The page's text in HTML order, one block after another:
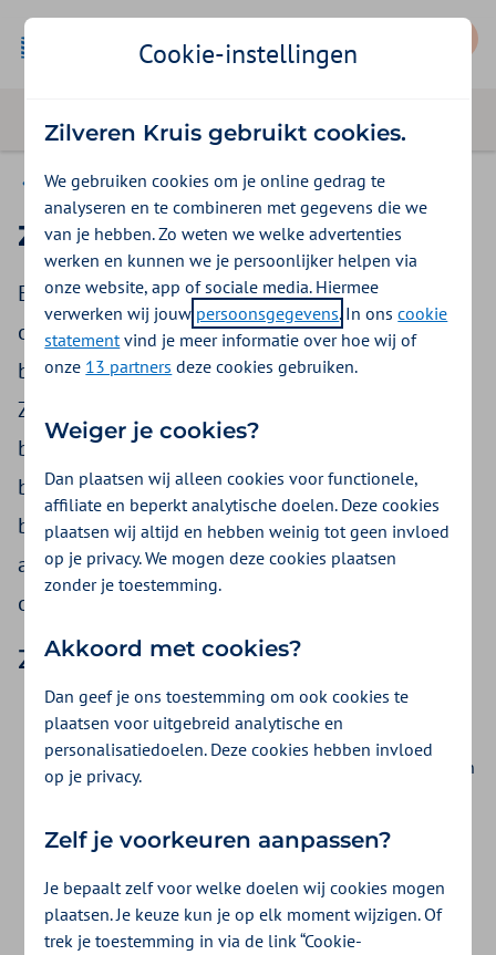
Betaalopties
Zorgkosten Betalen in Delen
Een rekening voor zorgkosten komt vaak
onverwachts. Soms is het ook nog een groot
bedrag. Dat komt niet altijd goed uit. Kies voor
Zorgkosten Betalen in Delen als je zelf wilt
bepalen wat je per maand kunt missen. Je
betaalt 12 maanden lang, elke maand een vast
bedrag. Nieuwe rekeningen voegen we
automatisch toe. Daar krijg je bericht van. Geen
omkijken meer naar dus.
Zo werkt het
Je kiest zelf het maandbedrag: € 25, € 50, € 75, € 100 of
€ 150, afhankelijk van de hoogte van jouw rekening. Je
start pas met betalen als je een rekening voor zorgkosten
Een nieuwe rekening voegen wij automatisch toe.
We verhogen het maandbedrag als het bedrag te hoog is
om in 12 maanden te betalen.
Je kunt altijd extra aflossen als je dat wil.
Je kunt Zorgkosten Betalen in Delen wijzigen of
Cookie-instellingen
Zilveren Kruis gebruikt cookies.
We gebruiken cookies om je online gedrag te
analyseren en te combineren met gegevens die we
van je hebben. Zo weten we welke advertenties
werken en kunnen we je persoonlijker helpen via
onze website, app of sociale media. Hiermee
verwerken wij jouw persoonsgegevens. In onscookie
statementvind je meer informatie over hoe wij of
onze 13 partners deze cookies gebruiken.
Weiger je cookies?
Dan plaatsen wij alleen cookies voor functionele,
affiliate en beperkt analytische doelen. Deze cookies
plaatsen wij altijd en hebben weinig tot geen invloed
op je privacy. We mogen deze cookies plaatsen
zonder je toestemming.
Akkoord met cookies?
Dan geef je ons toestemming om ook cookies te
plaatsen voor uitgebreid analytische en
personalisatiedoelen. Deze cookies hebben invloed
op je privacy.
Zelf je voorkeuren aanpassen?
Je bepaalt zelf voor welke doelen wij cookies mogen
plaatsen. Je keuze kun je op elk moment wijzigen. Of
trek je toestemming in via de link “Cookie-